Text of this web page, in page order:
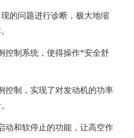
的问题进行诊断，极大地缩
控制系统，使得操作*安全舒
控制，实现了对发动机的功率
动和软停止的功能，让高空作